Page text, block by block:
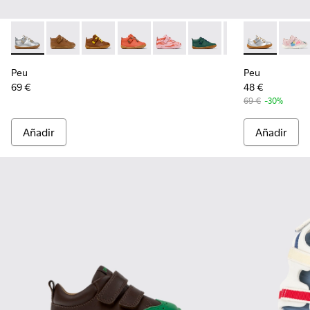
Peu - 80153-120 - Botines de piel grises para niños.
Peu - 80153-119
Peu - 80153-116
Peu - 80153-115
Peu - 80153-113Peu - 80153-108
Peu - 80153-107
Peu -
Peu
69 €
Añadir
Peu - Peu -
Peu
48 €
69 € -30%
Añadir